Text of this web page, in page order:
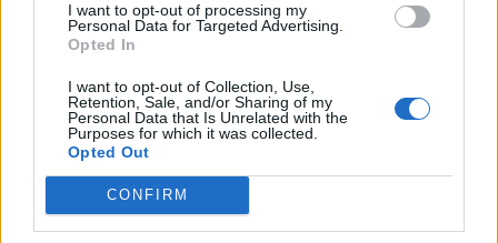
I want to opt-out of processing my
Personal Data for Targeted Advertising.
Opted In
I want to opt-out of Collection, Use,
Retention, Sale, and/or Sharing of my
Personal Data that Is Unrelated with the
Purposes for which it was collected.
Opted Out
CONFIRM
Από το δημοτικό συμβούλιο στο Ευρωπαϊκό
Συμβούλιο